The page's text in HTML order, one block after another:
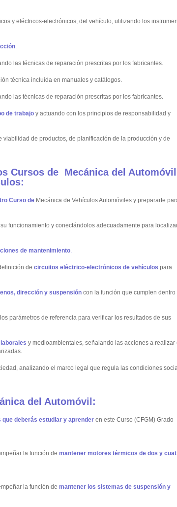
y eléctricos-electrónicos, del vehículo, utilizando los
las técnicas de reparación prescritas por los fabricantes.
técnica incluida en manuales y catálogos.
las técnicas de reparación prescritas por los fabricantes.
de trabajo y actuando con los principios de responsabilidad y
viabilidad de productos, de planificación de la producción y de
Cursos de Mecánica del Automóvil
:
Curso de Mecánica de Vehículos Automóviles y prepararte
su funcionamiento y conectándolos adecuadamente para
de mantenimiento
de circuitos eléctrico-electrónicos de vehículos para
dirección y suspensión con la función que cumplen dentro
parámetros de referencia para verificar los resultados de sus
y medioambientales, señalando las acciones a realizar
analizando el marco legal que regula las condiciones
del Automóvil:
que deberás estudiar y aprender en este Curso (CFGM) Grado
la función de mantener motores térmicos de dos y
la función de mantener los sistemas de suspensión y